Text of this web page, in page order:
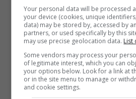
Your personal data will be processed
your device (cookies, unique
data) may be stored by, accessed by
partners, or used specifically by this
may use precise geolocation data. List
Some vendors may process your
of legitimate interest, which you can
your options below. Look for a link at
or in the site menu to manage or
and cookie settings.